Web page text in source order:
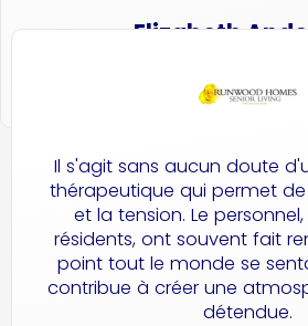
Elizabeth
Il s'agit sans aucun doute
thérapeutique qui permet de
et la tension. Le
résidents, ont souvent fait
point tout le monde se
contribue à créer une
détendue.